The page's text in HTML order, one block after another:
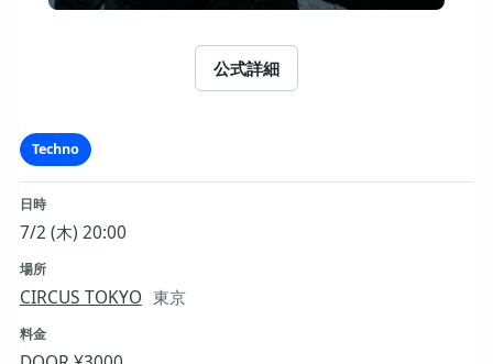
公式詳細
Techno
日時
7/2 (木) 20:00
場所
CIRCUS TOKYO 東京
料金